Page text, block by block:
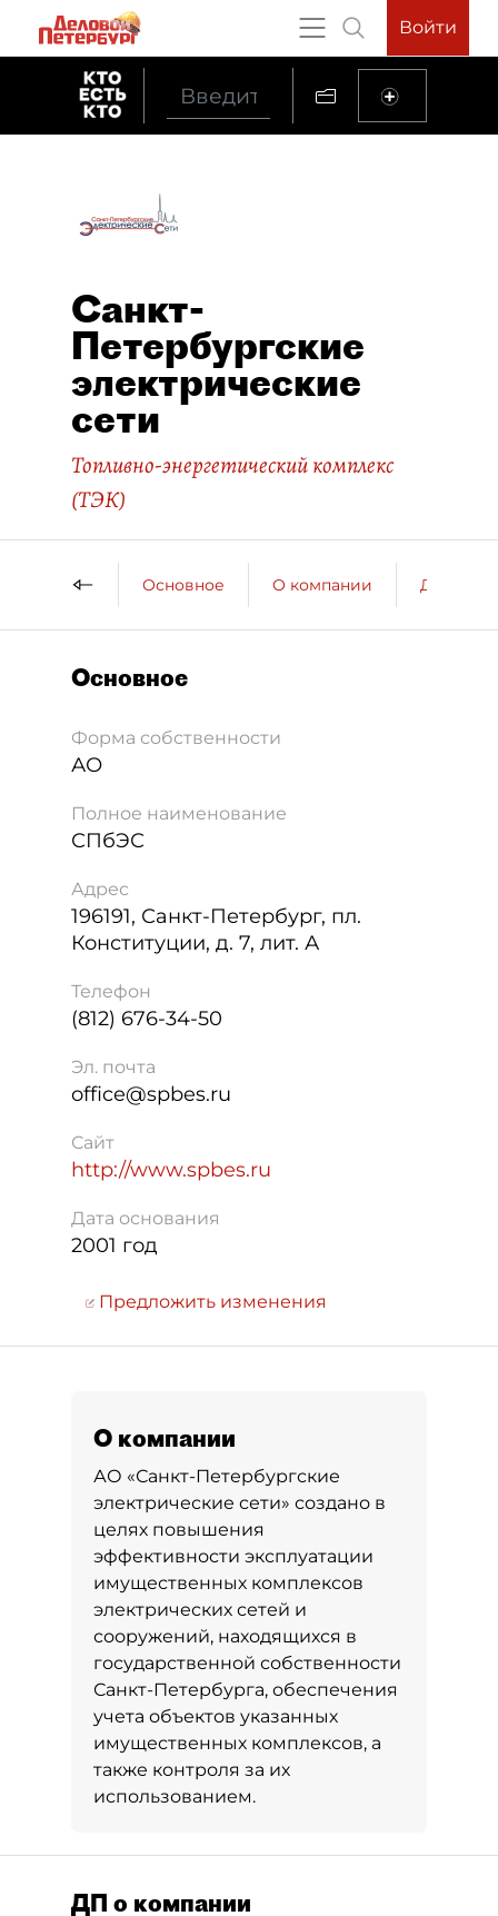
Войти
Санкт-
Петербургские
электрические
сети
Топливно-энергетический комплекс
(ТЭК)
Основное О компании ДП о
Основное
Форма собственности
АО
Полное наименование
СПбЭС
Адрес
196191, Санкт-Петербург, пл.
Конституции, д. 7, лит. А
Телефон
(812) 676-34-50
Эл. почта
office@spbes.ru
Сайт
http://www.spbes.ru
Дата основания
2001 год
Предложить изменения
О компании
АО «Санкт-Петербургские
электрические сети» создано в
целях повышения
эффективности эксплуатации
имущественных комплексов
электрических сетей и
сооружений, находящихся в
государственной собственности
Санкт-Петербурга, обеспечения
учета объектов указанных
имущественных комплексов, а
также контроля за их
использованием.
ДП о компании